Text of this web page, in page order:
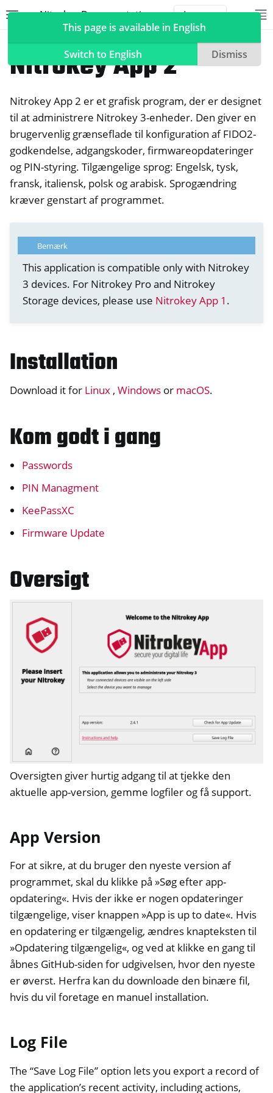
Nitrokey Documentation
navigation of Nitrokeys
navigation of NitroPad, NitroPC
navigation of NitroPhone, NitroTablet
navigation of NextBox
navigation of NetHSM
navigation of Software
navigation of Nitrokey App 2
navigation of nitropy
navigation of Nitrokey Python SDK v0.4.1
Nitrokey App 2
Nitrokey App 2 er et grafisk program, der er designet
til at administrere Nitrokey 3-enheder. Den giver en
brugervenlig grænseflade til konfiguration af FIDO2-
godkendelse, adgangskoder, firmwareopdateringer
og PIN-styring. Tilgængelige sprog: Engelsk, tysk,
fransk, italiensk, polsk og arabisk. Sprogændring
kræver genstart af programmet.
Bemærk
This application is compatible only with Nitrokey
3 devices. For Nitrokey Pro and Nitrokey
Storage devices, please use Nitrokey App 1 .
Installation
Download it for Linux , Windows or macOS.
Kom godt i gang
Passwords
PIN Managment
KeePassXC
Firmware Update
Oversigt
Oversigten giver hurtig adgang til at tjekke den
aktuelle app-version, gemme logfiler og få support.
App Version
For at sikre, at du bruger den nyeste version af
programmet, skal du klikke på »Søg efter app-
opdatering«. Hvis der ikke er nogen opdateringer
tilgængelige, viser knappen »App is up to date«. Hvis
en opdatering er tilgængelig, ændres knapteksten til
»Opdatering tilgængelig«, og ved at klikke en gang til
åbnes GitHub-siden for udgivelsen, hvor den nyeste
er øverst. Herfra kan du downloade den binære fil,
hvis du vil foretage en manuel installation.
Log File
The “Save Log File” option lets you export a record of
the application’s recent activity, including actions,
This page is available in English
Switch to English
Dismiss